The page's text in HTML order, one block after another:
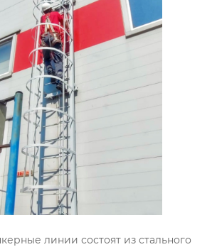
линии состоят из стального